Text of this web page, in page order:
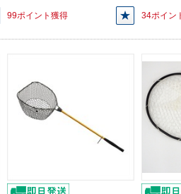
99ポイント獲得 34ポイン